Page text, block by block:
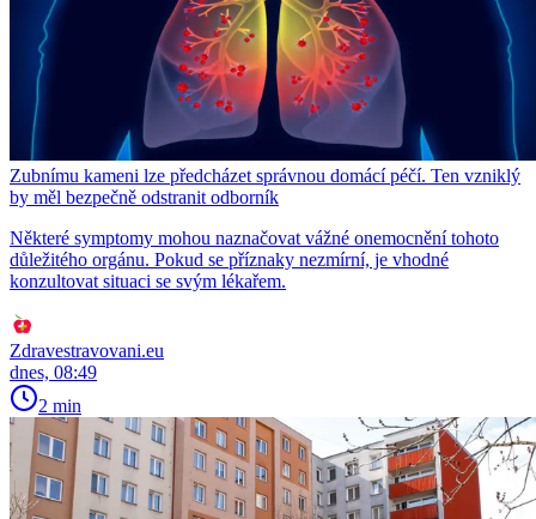
Zubnímu kameni lze předcházet správnou domácí péčí. Ten vzniklý
by měl bezpečně odstranit odborník
Některé symptomy mohou naznačovat vážné onemocnění tohoto
důležitého orgánu. Pokud se příznaky nezmírní, je vhodné
konzultovat situaci se svým lékařem.
Zdravestravovani.eu
dnes, 08:49
2 min